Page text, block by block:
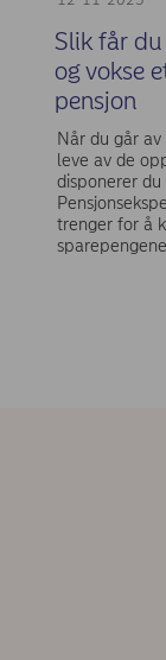
Slik får du
og vokse
pensjon
Når du går
leve av de
disponerer
trenger for å